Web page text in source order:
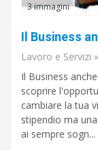
3 immagini
Lavoro e Servizi »
Il Business
scoprire
cambiare la tua
stipendio ma
ai sempre sogn...